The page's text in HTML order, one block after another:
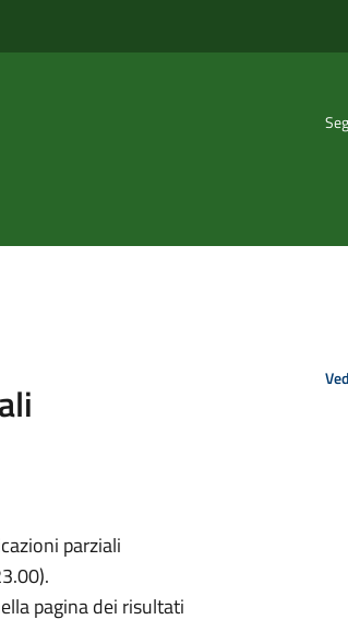
parziali
pagina dei risultati